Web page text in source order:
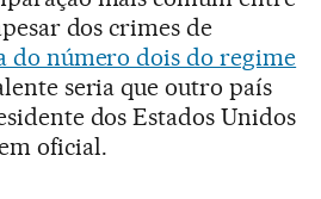
dos crimes de
do número dois do regime
seria que outro país
dos Estados Unidos
oficial.